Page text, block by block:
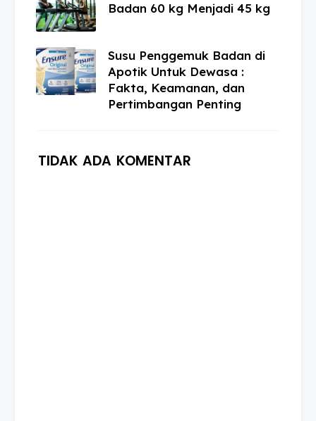
Badan 60 kg Menjadi 45 kg
Susu Penggemuk Badan di
Apotik Untuk Dewasa :
Fakta, Keamanan, dan
Pertimbangan Penting
TIDAK ADA KOMENTAR